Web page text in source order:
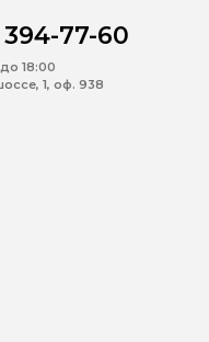
77-60
18:00
1, оф. 938